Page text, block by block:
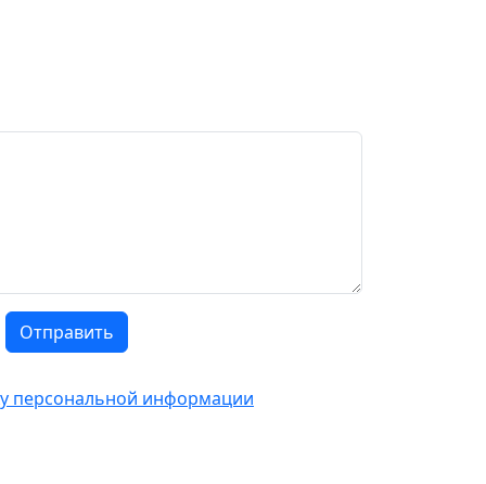
Отправить
персональной информации